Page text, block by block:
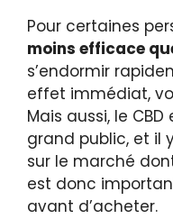
Pour certaines
moins efficace
s’endormir
effet immédiat,
Mais aussi, le
grand public, et il
sur le marché
est donc
avant d’acheter.